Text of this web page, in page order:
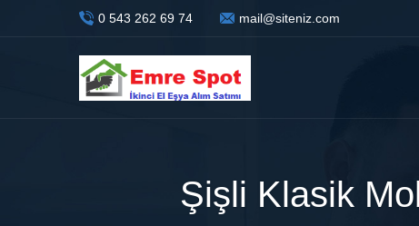
0 543 262 69 74 mail@siteniz.com
Şişli Klasik